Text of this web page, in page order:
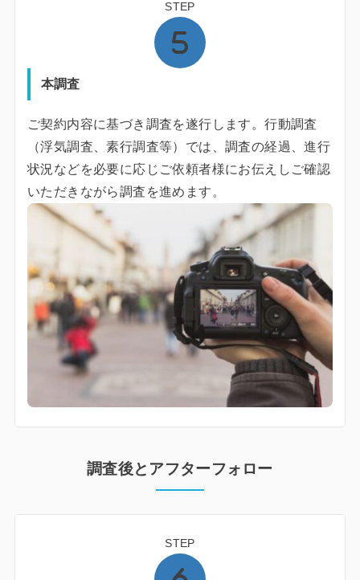
STEP
本調査
ご契約内容に基づき調査を遂行します。行動調査
（浮気調査、素行調査等）では、調査の経過、進行
状況などを必要に応じご依頼者様にお伝えしご確認
いただきながら調査を進めます。
調査後とアフターフォロー
STEP